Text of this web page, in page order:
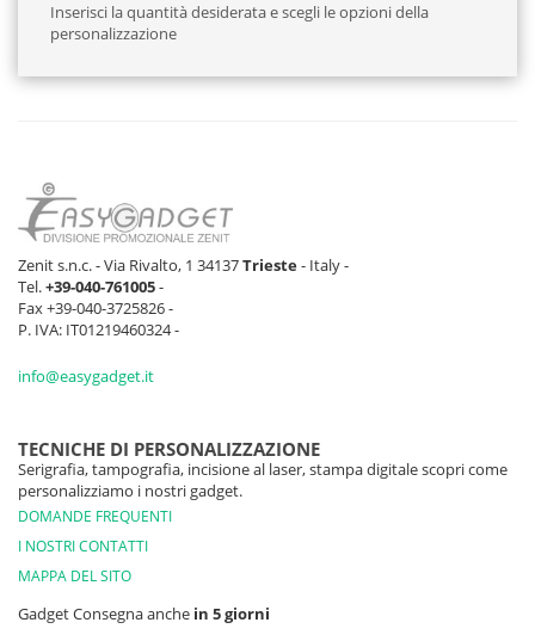
Inserisci la quantità desiderata e scegli le opzioni della
personalizzazione
Zenit s.n.c. - Via Rivalto, 1 34137Trieste- Italy -
Tel.+39-040-761005-
Fax +39-040-3725826 -
P. IVA: IT01219460324 -
info@easygadget.it
TECNICHE DI PERSONALIZZAZIONE
Serigrafia, tampografia, incisione al laser, stampa digitale scopri come
personalizziamo i nostri gadget.
DOMANDE FREQUENTI
I NOSTRI CONTATTI
MAPPA DEL SITO
Gadget Consegna anche in 5 giorni